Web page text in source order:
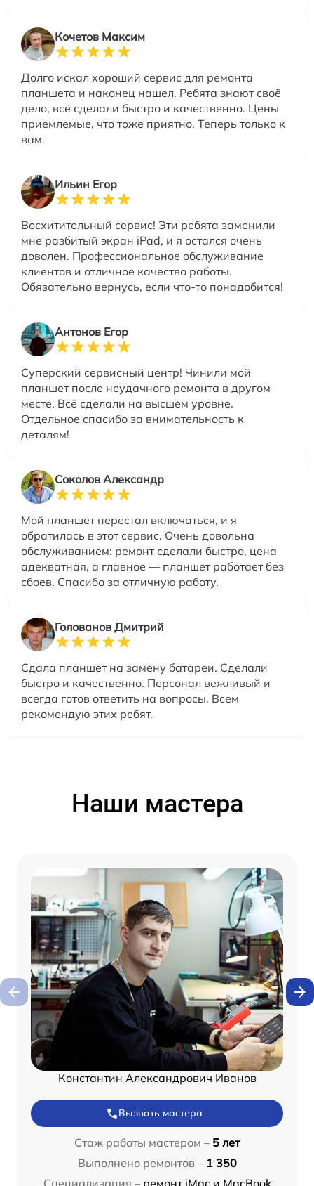
Кочетов Максим
Долго искал хороший сервис для ремонта
планшета и наконец нашел. Ребята знают своё
дело, всё сделали быстро и качественно. Цены
приемлемые, что тоже приятно. Теперь только к
вам.
Ильин Егор
Восхитительный сервис! Эти ребята заменили
мне разбитый экран iPad, и я остался очень
доволен. Профессиональное обслуживание
клиентов и отличное качество работы.
Обязательно вернусь, если что-то понадобится!
Антонов Егор
Суперский сервисный центр! Чинили мой
планшет после неудачного ремонта в другом
месте. Всё сделали на высшем уровне.
Отдельное спасибо за внимательность к
деталям!
Соколов Александр
Мой планшет перестал включаться, и я
обратилась в этот сервис. Очень довольна
обслуживанием: ремонт сделали быстро, цена
адекватная, а главное — планшет работает без
сбоев. Спасибо за отличную работу.
Голованов Дмитрий
Сдала планшет на замену батареи. Сделали
быстро и качественно. Персонал вежливый и
всегда готов ответить на вопросы. Всем
рекомендую этих ребят.
Наши мастера
Константин Александрович Иванов
Вызвать мастера
Стаж работы мастером – 5 лет
Выполнено ремонтов – 1 350